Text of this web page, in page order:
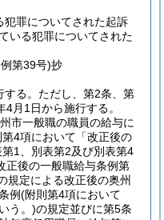
罪についてされた起訴
いる犯罪についてされた
第39号)抄
る。 ただし、第2条、第
月1日から施行する。
市一般職の職員の給与に
4項において「改正後の
第1、別表第2及び別表第4
正後の一般職給与条例第
規定による改正後の奥州
例(附則第4項において
う。)の規定並びに第5条